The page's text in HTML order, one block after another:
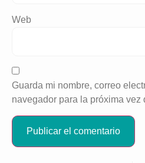
Web
Guarda mi nombre, correo
navegador para la próxima vez